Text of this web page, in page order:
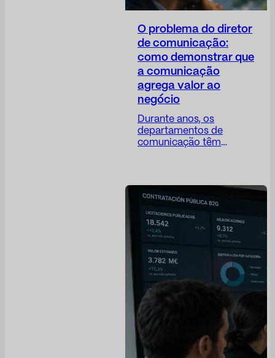
O problema do diretor
de comunicação:
como demonstrar que
a comunicação
agrega valor ao
negócio
Durante anos, os
departamentos de
comunicação têm
estratégico, mas suas
métricas permanecem,
em muitos casos,
excessivamente
operacionais. O Diretor
de Comunicação
(Dircom) desempenha
um papel crucial na
construção da confiança,
na proteção da
reputação da empresa,
na antecipação de riscos,
na transparência das
decisões corporativas e
no posicionamento da